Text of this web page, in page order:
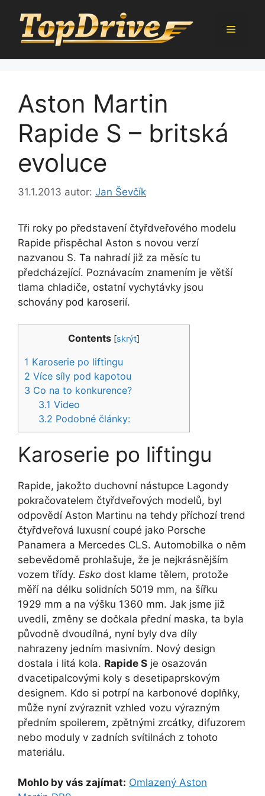
obsah
Menu
Aston Martin
Rapide S – britská
evoluce
31.1.2013 autor: Jan Ševčík
Tři roky po představení čtyřdveřového modelu
Rapide přispěchal Aston s novou verzí
nazvanou S. Ta nahradí již za měsíc tu
předcházející. Poznávacím znamením je větší
tlama chladiče, ostatní vychytávky jsou
schovány pod karoserií.
Contents [skrýt]
1 Karoserie po liftingu
2 Více síly pod kapotou
3 Co na to konkurence?
3.1 Video
3.2 Podobné články:
Karoserie po liftingu
Rapide, jakožto duchovní nástupce Lagondy
pokračovatelem čtyřdveřových modelů, byl
odpovědí Aston Martinu na tehdy příchozí trend
čtyřdveřová luxusní coupé jako Porsche
Panamera a Mercedes CLS. Automobilka o něm
sebevědomě prohlašuje, že je nejkrásnějším
vozem třídy. Esko dost klame tělem, protože
měří na délku solidních 5019 mm, na šířku
1929 mm a na výšku 1360 mm. Jak jsme již
uvedli, změny se dočkala přední maska, ta byla
původně dvoudílná, nyní byly dva díly
nahrazeny jedním masivním. Nový design
dostala i litá kola. Rapide S je osazován
dvacetipalcovými koly s desetipaprskovým
designem. Kdo si potrpí na karbonové doplňky,
může nyní zvýraznit vzhled vozu výrazným
předním spoilerem, zpětnými zrcátky, difuzorem
nebo moduly v zadních svítilnách z tohoto
materiálu.
Mohlo by vás zajímat: Omlazený Aston